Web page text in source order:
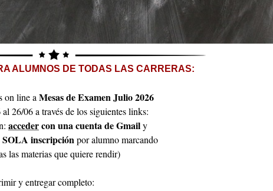
ALUMNOS DE TODAS LAS CARRERAS:
on line a Mesas de Examen Julio 2026
al 26/06 a través de los siguientes links:
accedercon una cuenta de Gmaily
inscripciónpor alumno marcando
las materias que quiere rendir)
y entregar completo: